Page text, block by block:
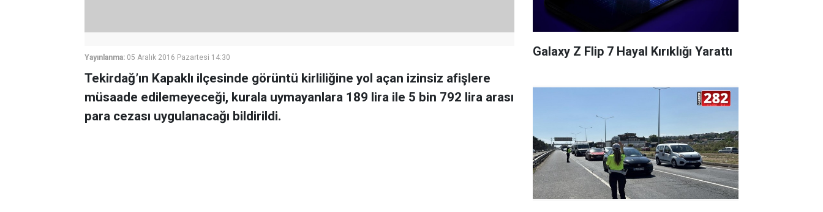
Yayınlanma: 05 Aralık 2016 Pazartesi 14:30
Tekirdağ’ın Kapaklı ilçesinde görüntü kirliliğine yol açan izinsiz afişlere
müsaade edilemeyeceği, kurala uymayanlara 189 lira ile 5 bin 792 lira arası
para cezası uygulanacağı bildirildi.
Galaxy Z Flip 7 Hayal Kırıklığı Yarattı